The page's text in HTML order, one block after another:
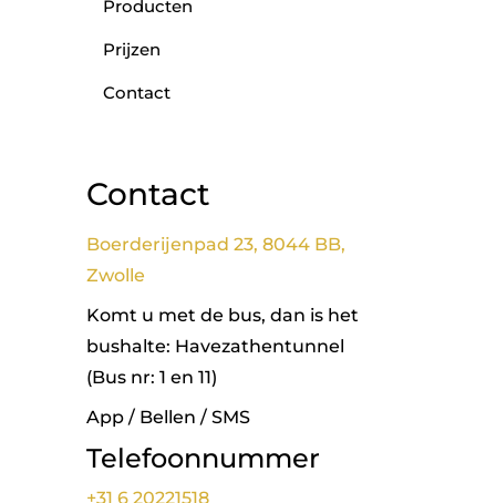
Producten
Prijzen
Contact
Contact
Boerderijenpad 23, 8044 BB,
Zwolle
Komt u met de bus, dan is het
bushalte: Havezathentunnel
(Bus nr: 1 en 11)
App / Bellen / SMS
Telefoonnummer
+31 6 20221518